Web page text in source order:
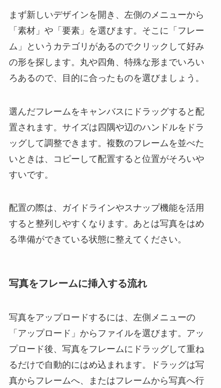
まず新しいデザインを開き、左側のメニューから
「素材」や「要素」を選びます。そこに「フレー
ム」というカテゴリがあるのでクリックして好み
の形を探します。丸や四角、特殊な形までいろい
ろあるので、目的に合ったものを選びましょう。
選んだフレームをキャンバスにドラッグすると配
置されます。サイズは四隅や辺のハンドルをドラ
ッグして調整できます。複数のフレームを並べた
いときは、コピーして配置すると位置がそろいや
すいです。
配置の際は、ガイドラインやスナップ機能を活用
すると整列しやすくなります。あとは写真をはめ
る準備ができている状態に整えてください。
写真をフレームに挿入する流れ
写真をアップロードするには、左側メニューの
「アップロード」からファイルを選びます。アッ
プロード後、写真をフレームにドラッグして重ね
るだけで自動的にはめ込まれます。ドラッグは写
真からフレームへ、またはフレームから写真へ行